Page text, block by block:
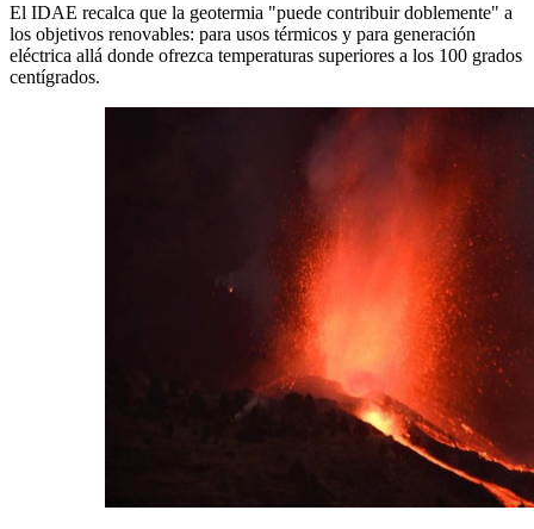
El IDAE recalca que la geotermia "puede contribuir doblemente" a
los objetivos renovables: para usos térmicos y para generación
eléctrica allá donde ofrezca temperaturas superiores a los 100 grados
centígrados.